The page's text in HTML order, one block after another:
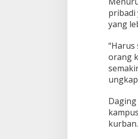
pribadi
yang
orang
kampus
kurban.